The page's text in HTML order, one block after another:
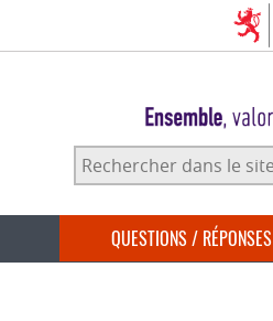
Rechercher
dans
QUESTIONS / RÉPONSES